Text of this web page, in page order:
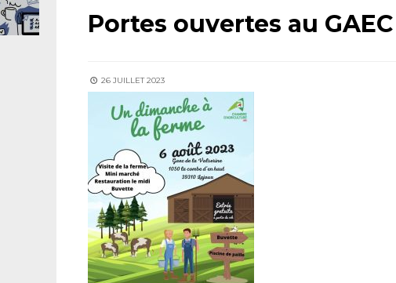
Portes ouvertes au GAEC
26 JUILLET 2023